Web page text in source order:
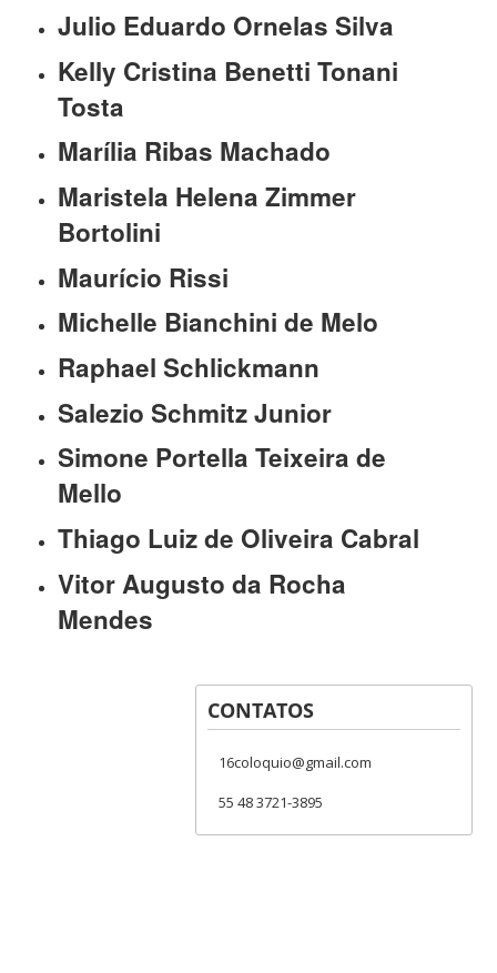
Julio Eduardo Ornelas Silva
Kelly Cristina Benetti Tonani
Tosta
Marília Ribas Machado
Maristela Helena Zimmer
Bortolini
Maurício Rissi
Michelle Bianchini de Melo
Raphael Schlickmann
Salezio Schmitz Junior
Simone Portella Teixeira de
Mello
Thiago Luiz de Oliveira Cabral
Vitor Augusto da Rocha
Mendes
CONTATOS
16coloquio@gmail.com
55 48 3721-3895